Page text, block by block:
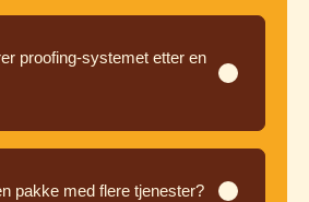
proofing-systemet etter en
pakke med flere tjenester?